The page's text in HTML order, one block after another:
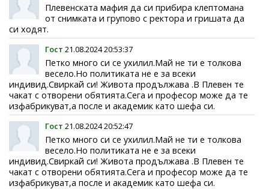
Плевенската мафия да си прибира клептомана
от снимката и групово с ректора и гришата да
си ходят.
Гост 21.08.2024 20:53:37
Петко много си се ухилил.Май не ти е толкова
весело.Но политиката не е за всеки
индивид.Свиркай си! Живота продължава .В Плевен те
чакат с отворени обятията.Сега и професор може да те
изфабрикуват,а после и академик като шефа си.
Гост 21.08.2024 20:52:47
Петко много си се ухилил.Май не ти е толкова
весело.Но политиката не е за всеки
индивид.Свиркай си! Живота продължава .В Плевен те
чакат с отворени обятията.Сега и професор може да те
изфабрикуват,а после и академик като шефа си.